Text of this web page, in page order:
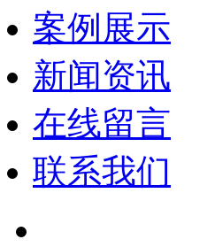
案例展示
新闻资讯
在线留言
联系我们